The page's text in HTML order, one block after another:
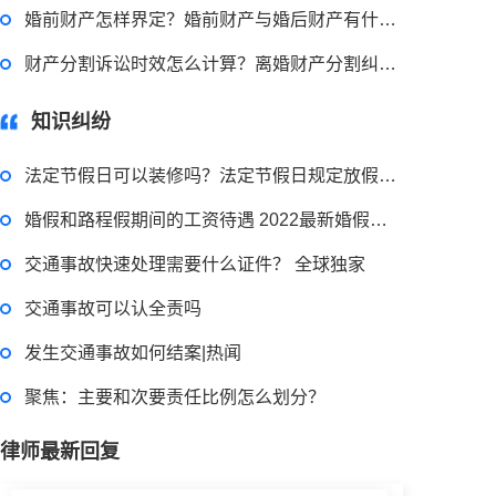
婚前财产怎样界定？婚前财产与婚后财产有什么区别？
财产分割诉讼时效怎么计算？离婚财产分割纠纷官司诉讼有哪些程序？
知识纠纷
法定节假日可以装修吗？法定节假日规定放假天数是多少天？
婚假和路程假期间的工资待遇 2022最新婚假国家规定内容是什么？
交通事故快速处理需要什么证件？ 全球独家
交通事故可以认全责吗
发生交通事故如何结案|热闻
聚焦：主要和次要责任比例怎么划分？
律师最新回复
2023-03-29 16:54:32
律师回答区